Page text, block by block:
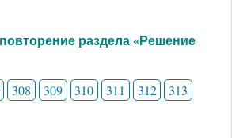
раздела «Решение
308 309 310 311 312 313